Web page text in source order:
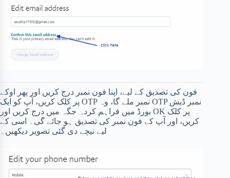
فون کی تصدیق کے لیے، اپنا فون نمبر درج کریں اور پھر اوکے
پر کلک کریں، آپ کو ایک OTP نمبر ملے گا، وہ OTP نمبر ڈیش
بورڈ میں فراہم کردہ جگہ میں درج کریں اور OK پر کلک
کریں، اور آپ کے فون نمبر کی تصدیق ہو جائے گی۔ اسی کے
لیے نیچے دی گئی تصویر دیکھیں۔